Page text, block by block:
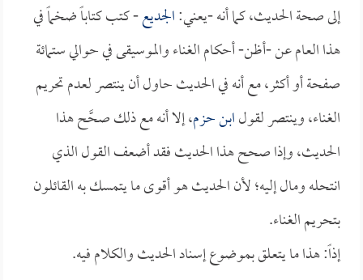
إلى صحة الحديث، كما أنه -يعني:الجديع- كتب كتاباً ضخماً في
هذا العام عن -أظن- أحكام الغناء والموسيقى في حوالي ستمائة
صفحة أو أكثر، مع أنه في الحديث حاول أن ينتصر لعدم تحريم
الغناء، وينتصر لقولابن حزم، إلا أنه مع ذلك صحَّح هذا
الحديث، وإذا صحح هذا الحديث فقد أضعف القول الذي
انتحله ومال إليه؛ لأن الحديث هو أقوى ما يتمسك به القائلون
بتحريم الغناء.
إذاً: هذا ما يتعلق بموضوع إسناد الحديث والكلام فيه.